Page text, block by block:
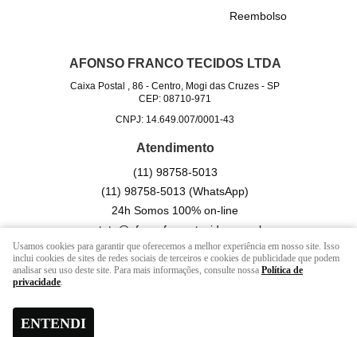
Reembolso
AFONSO FRANCO TECIDOS LTDA
Caixa Postal , 86 -Centro, Mogi das Cruzes -SP
CEP: 08710-971
CNPJ: 14.649.007/0001-43
Atendimento
(11) 98758-5013
(11) 98758-5013(WhatsApp)
24h Somos 100% on-line
contato@afonsofrancotecidos.com.br
LOJA VIRTUAL CRIADA POR
Usamos cookies para garantir que oferecemos a melhor experiência em nosso site. Isso
inclui cookies de sites de redes sociais de terceiros e cookies de publicidade que podem
analisar seu uso deste site. Para mais informações, consulte nossa Política de
privacidade.
ENTENDI